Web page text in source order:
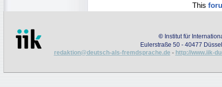
This
© Institut für
Eulerstraße 50 - 40477
redaktion@deutsch-als-fremdsprache.de - http://www.iik-